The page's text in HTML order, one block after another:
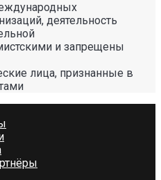
деятельность
и запрещены
лица, признанные в